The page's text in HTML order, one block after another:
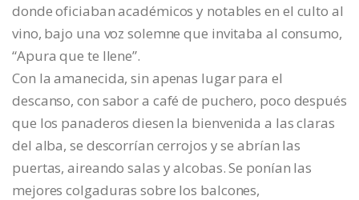
donde oficiaban académicos y notables en el culto al
vino, bajo una voz solemne que invitaba al consumo,
“Apura que te llene”.
Con la amanecida, sin apenas lugar para el
descanso, con sabor a café de puchero, poco después
que los panaderos diesen la bienvenida a las claras
del alba, se descorrían cerrojos y se abrían las
puertas, aireando salas y alcobas. Se ponían las
mejores colgaduras sobre los balcones,